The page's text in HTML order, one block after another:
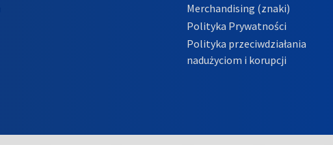
Merchandising (znaki)
Polityka Prywatności
Polityka przeciwdziałania
nadużyciom i korupcji